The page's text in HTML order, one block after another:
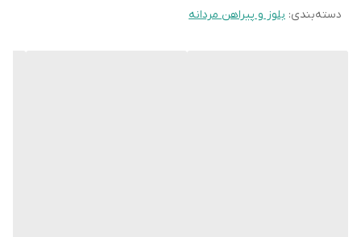
دسته‌بندی: بلوز و پیراهن مردانه